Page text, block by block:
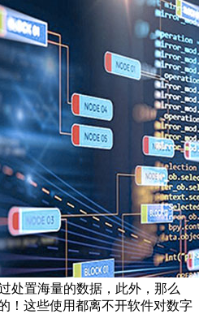
处置海量的数据，此外，那么
！这些使用都离不开软件对数字